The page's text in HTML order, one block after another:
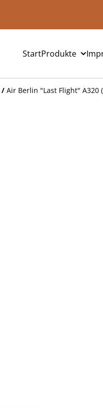
StartProdukte
/ Air Berlin "Last Flight" A320